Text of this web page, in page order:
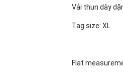
Vải thun dày
Tag size: XL
Flat